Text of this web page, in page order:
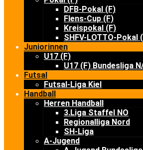
DFB-Pokal (F)
Flens-Cup (F)
Kreispokal (F)
SHFV-LOTTO-Pokal
Juniorinnen
U17 (F)
U17 (F) Bundesliga
Futsal
Futsal-Liga Kiel
Handball
Herren Handball
3.Liga Staffel NO
Regionalliga Nord
SH-Liga
A-Jugend